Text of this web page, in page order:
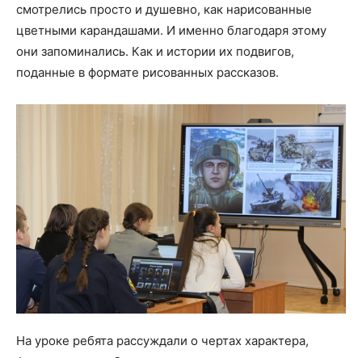
смотрелись просто и душевно, как нарисованные
цветными карандашами. И именно благодаря этому
они запоминались. Как и истории их подвигов,
поданные в формате рисованных рассказов.
На уроке ребята рассуждали о чертах характера,